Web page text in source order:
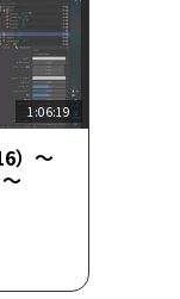
1:06:19
）～